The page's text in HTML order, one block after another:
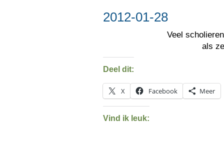
2012-01-28
Veel
als
Deel dit:
X Facebook Meer
Vind ik leuk: